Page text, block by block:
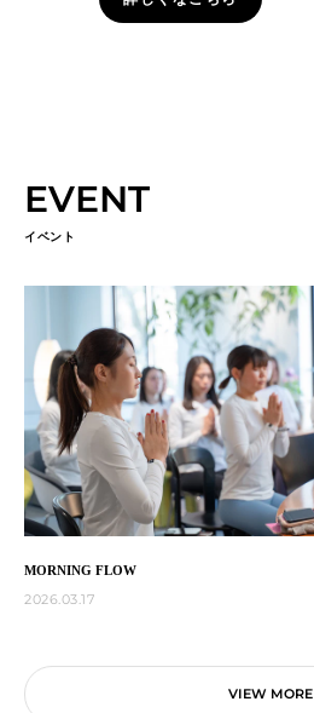
EVENT
イベント
MORNING FLOW
2026.03.17
VIEW MORE